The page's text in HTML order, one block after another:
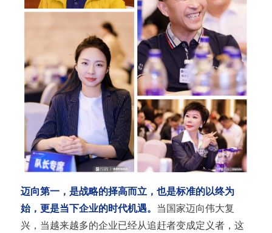
迈向第一，是战略的择高而立，也是标准的以终为
始，更是当下企业的时代机遇。 当国家迈向伟大复
兴，当越来越多的企业已经从追赶者变成定义者，这